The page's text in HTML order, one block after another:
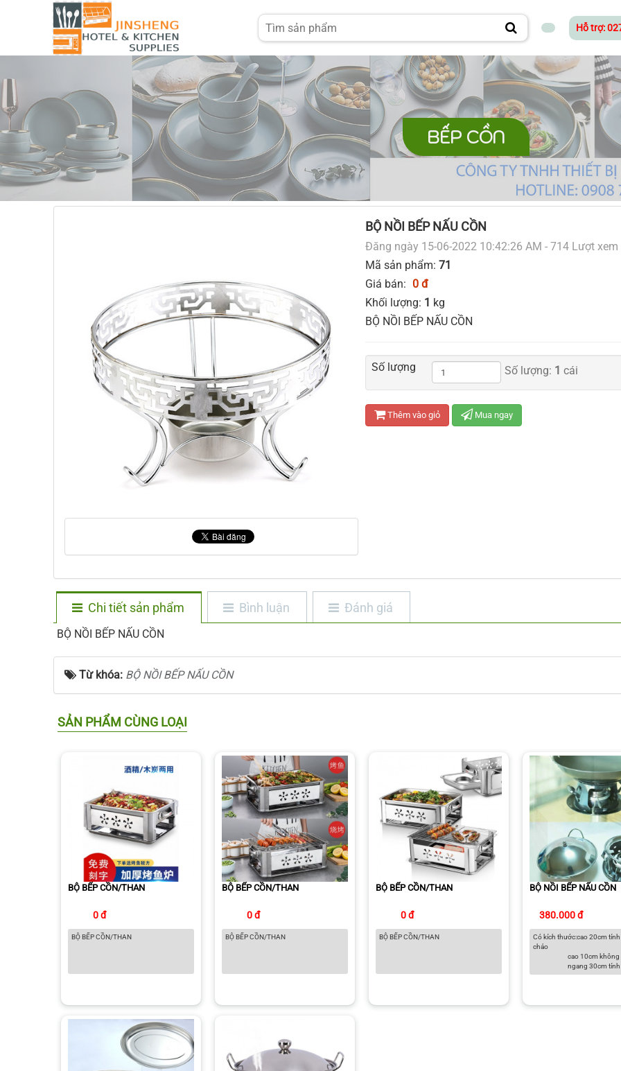
Hỗ trợ:
BẾP CỒN
BỘ NỒI BẾP NẤU CỒN
Đăng ngày 15-06-2022 10:42:26 AM - 714 Lượt xem
Mã sản phẩm: 71
Giá bán: 0 đ
Khối lượng: 1 kg
BỘ NỒI BẾP NẤU CỒN
Số lượng Số lượng: 1 cái
Thêm vào giỏ Mua ngay
Chi tiết sản phẩm Bình luận Đánh giá
BỘ NỒI BẾP NẤU CỒN
Từ khóa: BỘ NỒI BẾP NẤU CỒN
SẢN PHẨM CÙNG LOẠI
BỘ BẾP CỒN/THAN
0 đ
BỘ BẾP CỒN/THAN
BỘ BẾP CỒN/THAN
0 đ
BỘ BẾP CỒN/THAN
BỘ BẾP CỒN/THAN
0 đ
BỘ BẾP CỒN/THAN
BỘ NỒI BẾP NẤU CỒN
380.000 đ
Có kích thước:cao 20cm
chảo
cao 10cm không
ngang 30cm tính
kính mặt chảo